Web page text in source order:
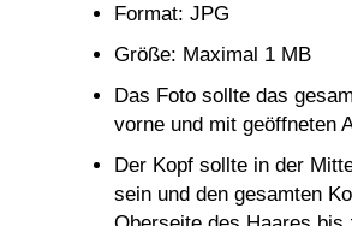
Format: JPG
Größe: Maximal 1 MB
Das Foto sollte das
vorne und mit geöffneten
Der Kopf sollte in der
sein und den gesamten